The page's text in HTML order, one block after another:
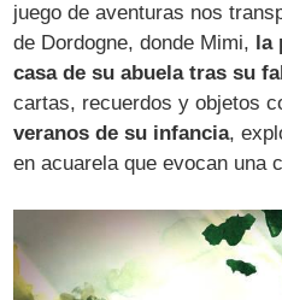
juego de aventuras nos
de Dordogne, donde Mimi, la
casa de su abuela tras su
cartas, recuerdos y objetos
veranos de su infancia,
en acuarela que evocan una